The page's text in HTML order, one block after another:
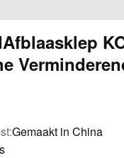
Gemaakt in China